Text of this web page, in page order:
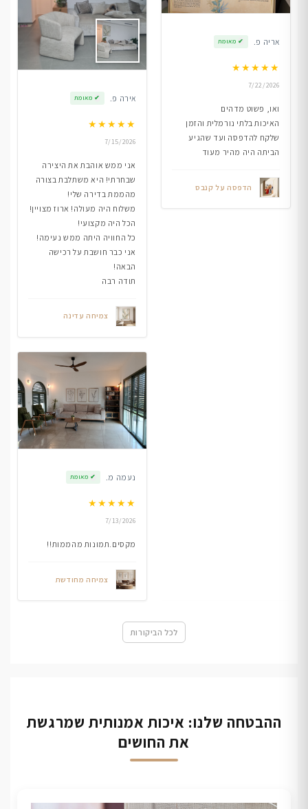
אריה פ. ✔ מאומת
★★★★★
7/22/2026
ואו, פשוט מדהים
האיכות בלתי נורמלית והזמן
שלקח להדפסה ועד שהגיע
הביתה היה מהיר מעוד
הדפסה על קנבס
אירה פ. ✔ מאומת
★★★★★
7/15/2026
אני ממש אוהבת את היצירה
שבחרתי! היא משתלבת בצורה
מהממת בדירה שלי!
משלוח היה מעולה! ארוז מצויין!
הכל היה מקצועי!
כל החוויה היתה ממש נעימה!
אני כבר חושבת על רכישה
הבאה!
תודה רבה
צמיחה עדינה
נעמה מ. ✔ מאומת
★★★★★
7/13/2026
מקסים.תמונות מהממות!!
צמיחה מחודשת
לכל הביקורות
ההבטחה שלנו: איכות אמנותית שמרגשת
את החושים